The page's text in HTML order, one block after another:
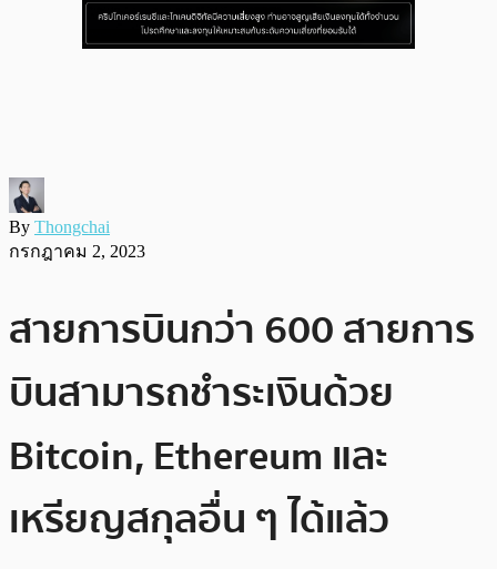
By Thongchai
กรกฎาคม 2, 2023
สายการบินกว่า 600 สายการ
บินสามารถชำระเงินด้วย
Bitcoin, Ethereum และ
เหรียญสกุลอื่น ๆ ได้แล้ว